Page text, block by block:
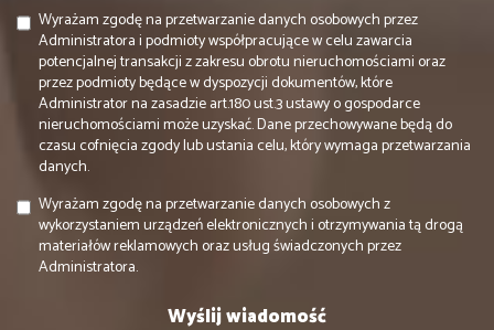
Wyrażam zgodę na przetwarzanie danych osobowych przez
Administratora i podmioty współpracujące w celu zawarcia
potencjalnej transakcji z zakresu obrotu nieruchomościami oraz
przez podmioty będące w dyspozycji dokumentów, które
Administrator na zasadzie art.180 ust.3 ustawy o gospodarce
nieruchomościami może uzyskać. Dane przechowywane będą do
czasu cofnięcia zgody lub ustania celu, który wymaga przetwarzania
danych.
Wyrażam zgodę na przetwarzanie danych osobowych z
wykorzystaniem urządzeń elektronicznych i otrzymywania tą drogą
materiałów reklamowych oraz usług świadczonych przez
Administratora.